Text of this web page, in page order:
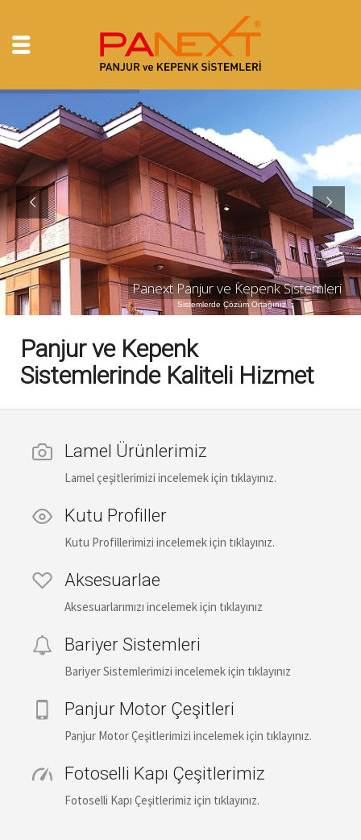
Panext Panjur ve Kepenk Sistemleri
Panjur ve Kepenk
Sistemlerinde Kaliteli Hizmet
Lamel Ürünlerimiz
Lamel çeşitlerimizi incelemek için tıklayınız.
Kutu Profiller
Kutu Profillerimizi incelemek için tıklayınız.
Aksesuarlae
Aksesuarlarımızı incelemek için tıklayınız
Bariyer Sistemleri
Bariyer Sistemlerimizi incelemek için tıklayınız
Panjur Motor Çeşitleri
Panjur Motor Çeşitlerimizi incelemek için tıklayınız.
Fotoselli Kapı Çeşitlerimiz
Fotoselli Kapı Çeşitlerimiz için tıklayınız.